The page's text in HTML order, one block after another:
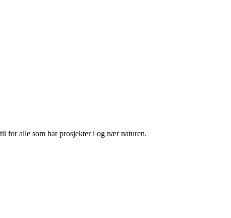
for alle som har prosjekter i og nær naturen.